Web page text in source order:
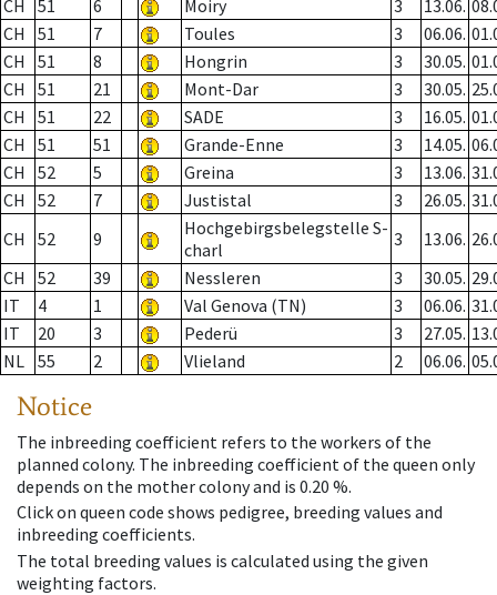
CH 51 6 Moiry 3 13.06.
CH
51 7 Toules 3 06.06.
CH
51 8 Hongrin 3 30.05.
CH
51 21 Mont-Dar 3 30.05.
CH
51 22 SADE 3 16.05.
CH
51 51 Grande-Enne 3 14.05.
CH
52 5 Greina 3 13.06.
CH
52 7 Justistal 3 26.05.
CH
52 9
Hochgebirgsbelegstelle S-
charl
3 13.06.
CH
52 39 Nessleren 3 30.05.
IT
4 1 Val Genova (TN) 3 06.06.
IT
20 3 Pederü 3 27.05.
NL 55 2 Vlieland 2 06.06.
Notice
The inbreeding coefficient refers to the workers of the
planned colony. The inbreeding coefficient of the queen only
depends on the mother colony and is 0.20 %.
Click on queen code shows pedigree, breeding values and
inbreeding coefficients.
The total breeding values is calculated using the given
weighting factors.